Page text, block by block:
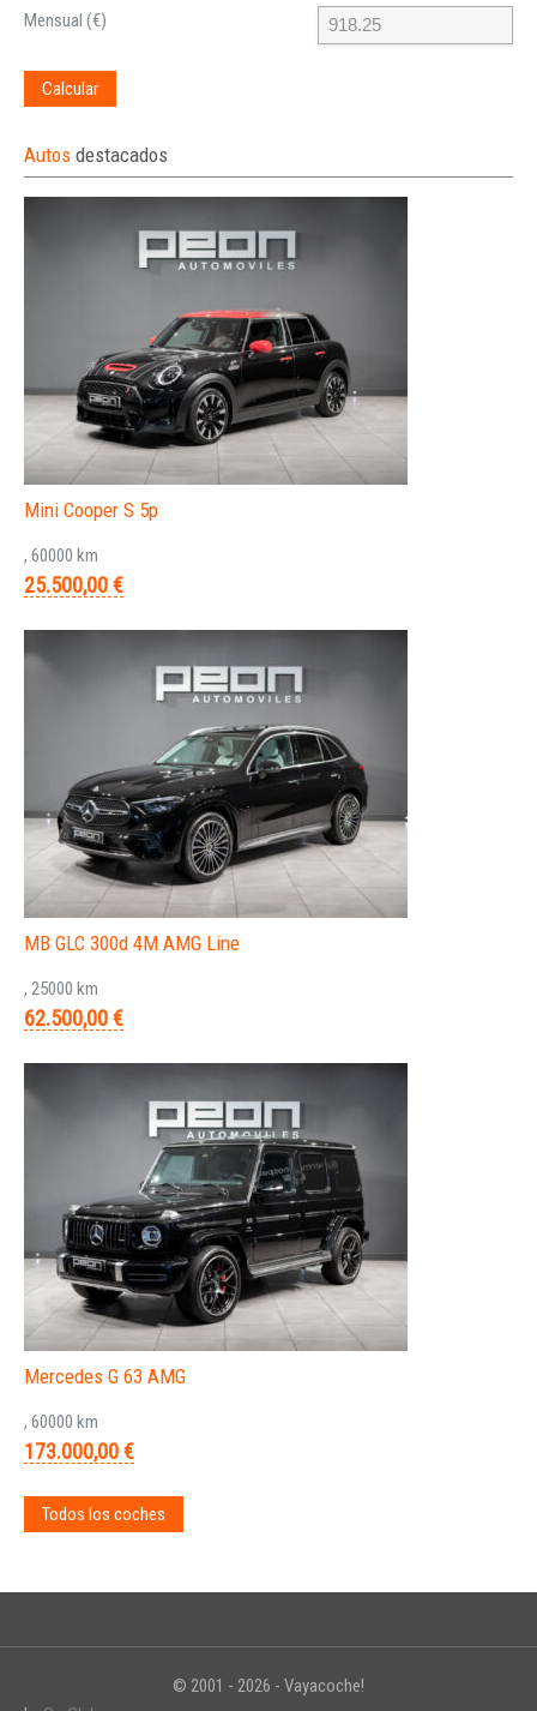
Mensual (€)
Calcular
Autos destacados
Mini Cooper S 5p
, 60000 km
25.500,00 €
MB GLC 300d 4M AMG Line
, 25000 km
62.500,00 €
Mercedes G 63 AMG
, 60000 km
173.000,00 €
Todos los coches
© 2001 - 2026 - Vayacoche!